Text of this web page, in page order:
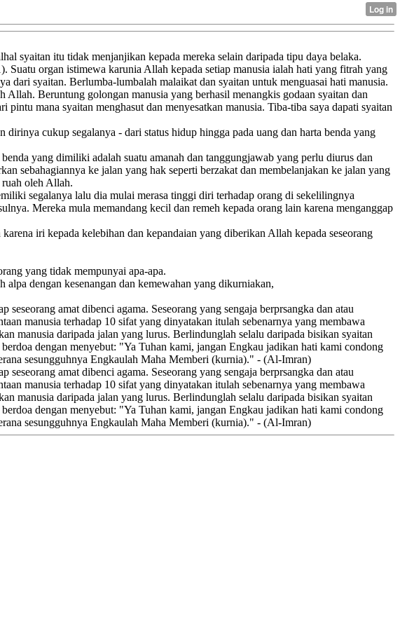
syaitan itu tidak menjanjikan kepada mereka selain daripada tipu daya belaka.
organ istimewa karunia Allah kepada setiap manusia ialah hati yang fitrah yang
dari syaitan. Berlumba-lumbalah malaikat dan syaitan untuk menguasai hati manusia.
Beruntung golongan manusia yang berhasil menangkis godaan syaitan dan
mana syaitan menghasut dan menyesatkan manusia. Tiba-tiba saya dapati syaitan
cukup segalanya - dari status hidup hingga pada uang dan harta benda yang
yang dimiliki adalah suatu amanah dan tanggungjawab yang perlu diurus dan
sebahagiannya ke jalan yang hak seperti berzakat dan membelanjakan ke jalan yang
oleh Allah.
segalanya lalu dia mulai merasa tinggi diri terhadap orang di sekelilingnya
Mereka mula memandang kecil dan remeh kepada orang lain karena menganggap
iri kepada kelebihan dan kepandaian yang diberikan Allah kepada seseorang
yang tidak mempunyai apa-apa.
alpa dengan kesenangan dan kemewahan yang dikurniakan,
amat dibenci agama. Seseorang yang sengaja berprsangka dan atau
manusia terhadap 10 sifat yang dinyatakan itulah sebenarnya yang membawa
manusia daripada jalan yang lurus. Berlindunglah selalu daripada bisikan syaitan
dengan menyebut: "Ya Tuhan kami, jangan Engkau jadikan hati kami condong
sesungguhnya Engkaulah Maha Memberi (kurnia)." - (Al-Imran)
amat dibenci agama. Seseorang yang sengaja berprsangka dan atau
manusia terhadap 10 sifat yang dinyatakan itulah sebenarnya yang membawa
manusia daripada jalan yang lurus. Berlindunglah selalu daripada bisikan syaitan
dengan menyebut: "Ya Tuhan kami, jangan Engkau jadikan hati kami condong
sesungguhnya Engkaulah Maha Memberi (kurnia)." - (Al-Imran)